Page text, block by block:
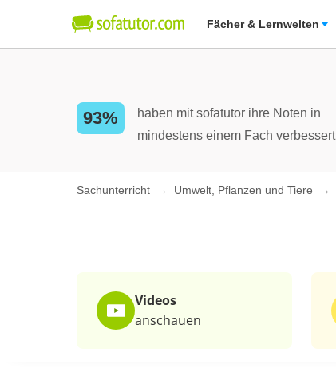
Fächer & Lernwelten
93%
haben mit sofatutor ihre Noten in
mindestens einem Fach verbessert
Sachunterricht Umwelt, Pflanzen und Tiere
Videos
anschauen